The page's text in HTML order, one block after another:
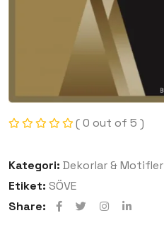
( 0 out of 5 )
Kategori: Dekorlar & Motifler
Etiket: SÖVE
Share: